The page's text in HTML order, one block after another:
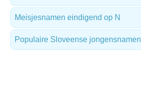
Meisjesnamen eindigend op N
Populaire Sloveense jongensnamen